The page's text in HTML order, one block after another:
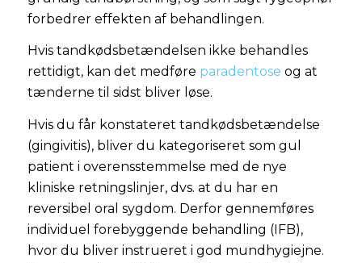
forbedrer effekten af behandlingen.
Hvis tandkødsbetændelsen ikke behandles
rettidigt, kan det medføre paradentose og at
tænderne til sidst bliver løse.
Hvis du får konstateret tandkødsbetændelse
(gingivitis), bliver du kategoriseret som gul
patient i overensstemmelse med de nye
kliniske retningslinjer, dvs. at du har en
reversibel oral sygdom. Derfor gennemføres
individuel forebyggende behandling (IFB),
hvor du bliver instrueret i god mundhygiejne.